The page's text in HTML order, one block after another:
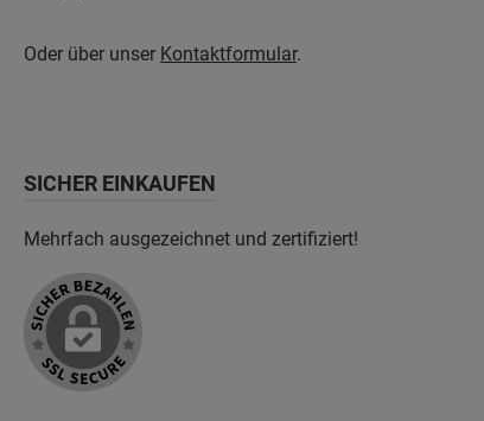
Oder über unser Kontaktformular.
SICHER EINKAUFEN
Mehrfach ausgezeichnet und zertifiziert!